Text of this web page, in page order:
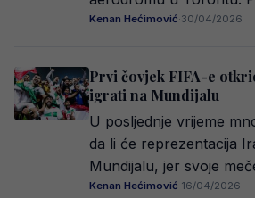
Kenan Hećimović·30/04/2026
Prvi čovjek FIFA-e
igrati na Mundijalu
U posljednje vrijeme
da li će reprezentacija
Mundijalu, jer svoje
Kenan Hećimović·16/04/2026